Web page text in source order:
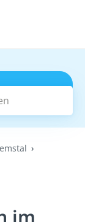
im